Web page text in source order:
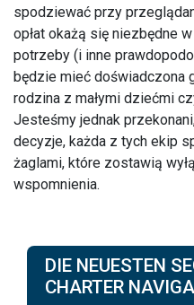
spodziewać przy
opłat okażą się niezbędne
potrzeby (i inne
będzie mieć doświadczona
rodzina z małymi dziećmi
Jesteśmy jednak
decyzje, każda z tych ekip
żaglami, które zostawią
wspomnienia.
DIE NEUESTEN
CHARTER